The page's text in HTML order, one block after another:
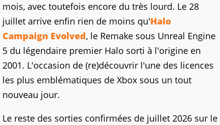
mois, avec toutefois encore du très lourd. Le 28
juillet arrive enfin rien de moins qu'Halo
Campaign Evolved, le Remake sous Unreal Engine
5 du légendaire premier Halo sorti à l'origine en
2001. L'occasion de (re)découvrir l'une des licences
les plus emblématiques de Xbox sous un tout
nouveau jour.
Le reste des sorties confirmées de juillet 2026 sur le